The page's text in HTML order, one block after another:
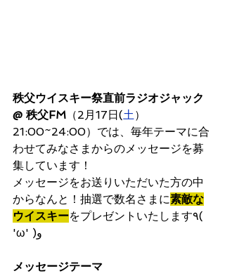
秩父ウイスキー祭直前ラジオジャック
@ 秩父FM （2月17日(土）
21:00~24:00）では、毎年テーマに合
わせてみなさまからのメッセージを募
集しています！
メッセージをお送りいただいた方の中
からなんと！抽選で数名さまに素敵な
ウイスキーをプレゼントいたします٩(
メッセージテーマ